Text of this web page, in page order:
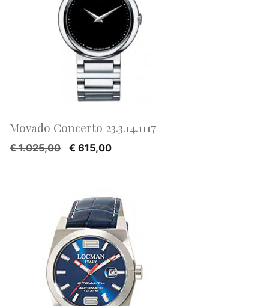
Movado Concerto 23.3.14.1117
€1.025,00
Oorspronkelijke
€ 1.025,00.
€ 615,00Huidige